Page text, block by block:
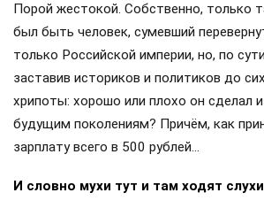
Порой жестокой. Собственно, только
был быть человек, сумевший
только Российской империи, но, по
заставив историков и политиков до
хрипоты: хорошо или плохо он сделал
будущим поколениям? Причём, как
зарплату всего в 500 рублей…
И словно мухи тут и там ходят